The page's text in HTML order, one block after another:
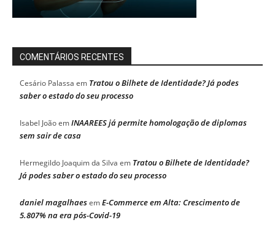
COMENTÁRIOS RECENTES
Cesário Palassa em Tratou o Bilhete de Identidade? Já podes
saber o estado do seu processo
Isabel JoãoemINAAREES já permite homologação de diplomas
sem sair de casa
Hermegildo Joaquim da Silva em Tratou o Bilhete de Identidade?
Já podes saber o estado do seu processo
daniel magalhaesemE-Commerce em Alta: Crescimento de
5.807% na era pós-Covid-19